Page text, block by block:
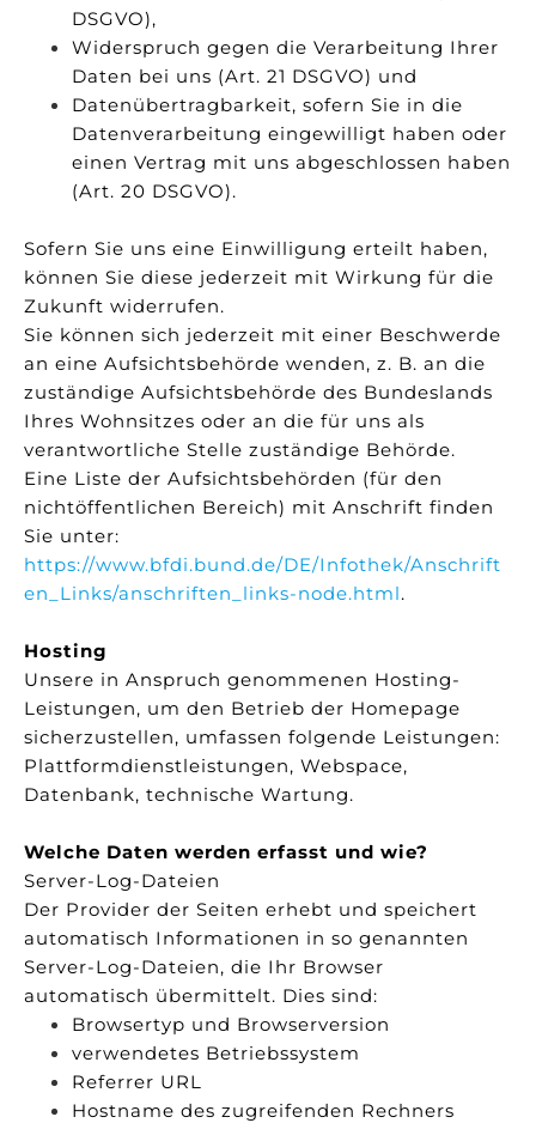
DSGVO),
Widerspruch gegen die Verarbeitung Ihrer
Daten bei uns (Art. 21 DSGVO) und
Datenübertragbarkeit, sofern Sie in die
Datenverarbeitung eingewilligt haben oder
einen Vertrag mit uns abgeschlossen haben
(Art. 20 DSGVO).
Sofern Sie uns eine Einwilligung erteilt haben,
können Sie diese jederzeit mit Wirkung für die
Zukunft widerrufen.
Sie können sich jederzeit mit einer Beschwerde
an eine Aufsichtsbehörde wenden, z. B. an die
zuständige Aufsichtsbehörde des Bundeslands
Ihres Wohnsitzes oder an die für uns als
verantwortliche Stelle zuständige Behörde.
Eine Liste der Aufsichtsbehörden (für den
nichtöffentlichen Bereich) mit Anschrift finden
Sie unter:
https://www.bfdi.bund.de/DE/Infothek/Anschrift
en_Links/anschriften_links-node.html.
Hosting
Unsere in Anspruch genommenen Hosting-
Leistungen, um den Betrieb der Homepage
sicherzustellen, umfassen folgende Leistungen:
Plattformdienstleistungen, Webspace,
Datenbank, technische Wartung.
Welche Daten werden erfasst und wie?
Server-Log-Dateien
Der Provider der Seiten erhebt und speichert
automatisch Informationen in so genannten
Server-Log-Dateien, die Ihr Browser
automatisch übermittelt. Dies sind:
Browsertyp und Browserversion
verwendetes Betriebssystem
Referrer URL
Hostname des zugreifenden Rechners